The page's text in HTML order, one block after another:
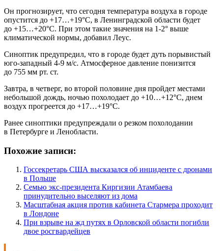
Он прогнозирует, что сегодня температура воздуха в городе
опустится до +17…+19°С, в Ленинградской области будет
до +15…+20°С. При этом такие значения на 1-2° выше
климатической нормы, добавил Леус.
Синоптик предупредил, что в городе будет дуть порывистый
юго-западный 4-9 м/с. Атмосферное давление понизится
до 755 мм рт. ст.
Завтра, в четверг, во второй половине дня пройдет местами
небольшой дождь, ночью похолодает до +10…+12°С, днем
воздух прогреется до +17…+19°С.
Ранее синоптики предупреждали о резком похолодании
в Петербурге и Ленобласти.
Похожие записи:
Госсекретарь США высказался об инциденте с дронами
в Польше
Семью экс-президента Киргизии Атамбаева
принудительно выселяют из дома
Масштабная акция против кабинета Стармера проходит
в Лондоне
При взрыве на жд путях в Орловской области погибли
двое росгвардейцев